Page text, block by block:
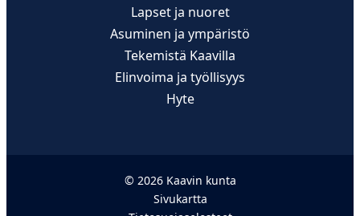
Lapset ja nuoret
Asuminen ja ympäristö
Tekemistä Kaavilla
Elinvoima ja työllisyys
Hyte
© 2026 Kaavin kunta
Sivukartta